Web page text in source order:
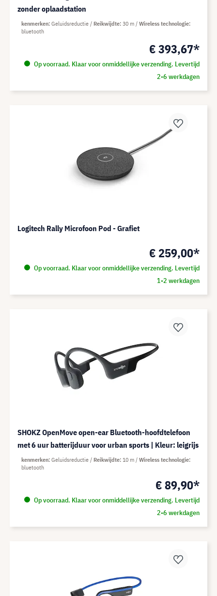
zonder oplaadstation
€ 393,67*
Op voorraad. Klaar voor onmiddellijke verzending. Levertijd
2-6 werkdagen
kenmerken Geluidsreductie Reikwijdte 30 m
Wireless technologie
bluetooth
Logitech Rally Microfoon Pod - Grafiet
€ 259,00*
Op voorraad. Klaar voor onmiddellijke verzending. Levertijd
1-2 werkdagen
SHOKZ OpenMove open-ear Bluetooth-hoofdtelefoon
met 6 uur batterijduur voor urban sports | Kleur: leigrijs
€ 89,90*
Op voorraad. Klaar voor onmiddellijke verzending. Levertijd
2-6 werkdagen
kenmerken Geluidsreductie Reikwijdte 10 m
Wireless technologie
bluetooth